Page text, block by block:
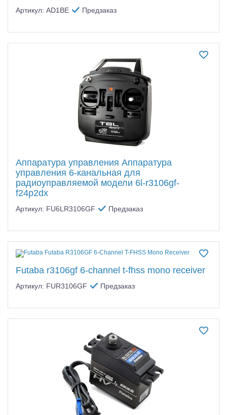
Артикул: AD1BE Предзаказ
Аппаратура управления Аппаратура
управления 6-канальная для
радиоуправляемой модели 6l-r3106gf-
f24p2dx
Артикул: FU6LR3106GF Предзаказ
Futaba r3106gf 6-channel t-fhss mono receiver
Артикул: FUR3106GF Предзаказ